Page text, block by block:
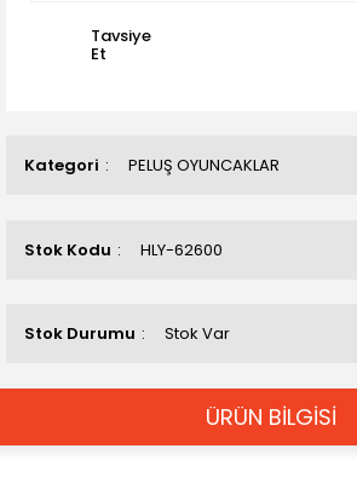
Kategori PELUŞ OYUNCAKLAR
Stok Kodu HLY-62600
Stok Durumu Stok Var
Tavsiye
Et
ÜRÜN BİLGİSİ